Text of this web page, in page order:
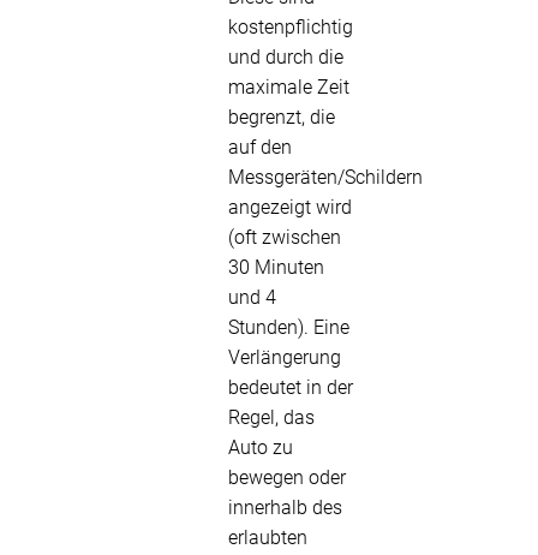
kostenpflichtig
und durch die
maximale Zeit
begrenzt, die
auf den
Messgeräten/Schildern
angezeigt wird
(oft zwischen
30 Minuten
und 4
Stunden). Eine
Verlängerung
bedeutet in der
Regel, das
Auto zu
bewegen oder
innerhalb des
erlaubten